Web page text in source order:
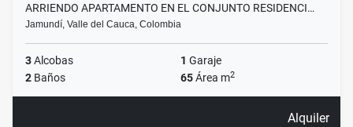
ARRIENDO APARTAMENTO EN EL CONJUNTO RESIDENCI…
Jamundí, Valle del Cauca, Colombia
3Alcobas 1 Garaje
2 Baños 65Área m2
Alquiler